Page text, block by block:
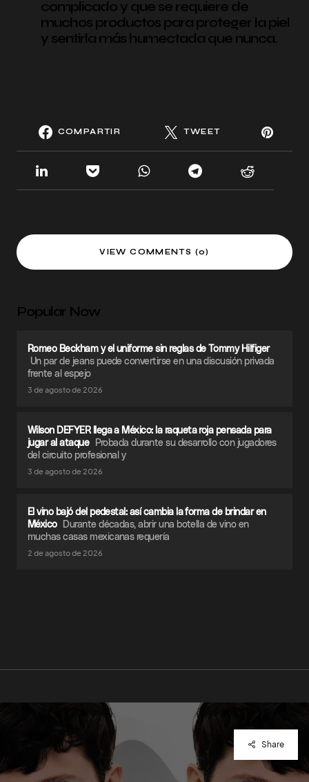
complicado y que se requiere de
muchos productos para proteger la piel
y sentirla más humectada que nunca.
COMPARTIR TWEET
VIEW COMMENTS (0)
Popular Now
Romeo Beckham y el uniforme sin reglas de Tommy Hilfiger
Un par de jeans puede convertirse en una discusión privada
frente al espejo
3 de agosto de 2026
Wilson DEFYER llega a México: la raqueta roja pensada para
jugar al ataque Probada durante su desarrollo con jugadores
del circuito profesional y
3 de agosto de 2026
El vino bajó del pedestal: así cambia la forma de brindar en
México Durante décadas, abrir una botella de vino en
muchas casas mexicanas requería
2 de agosto de 2026
Share